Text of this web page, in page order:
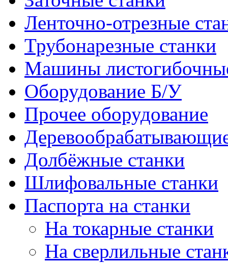
Ленточно-отрезные
Трубонарезные станки
Машины
Оборудование Б/У
Прочее оборудование
Долбёжные станки
Шлифовальные станки
Паспорта на станки
На токарные станки
На сверлильные